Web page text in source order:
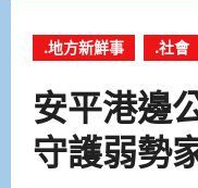
.地方新鮮事 .社會
安平港邊
守護弱勢